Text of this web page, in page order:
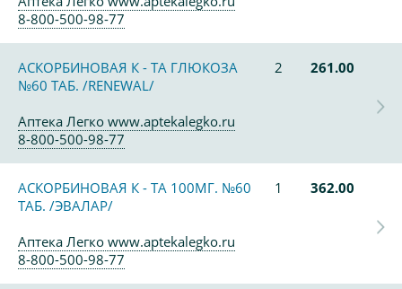
8-800-500-98-77
АСКОРБИНОВАЯ К - ТА ГЛЮКОЗА
№60 ТАБ. /RENEWAL/
2 261.00
Аптека Легко www.aptekalegko.ru
8-800-500-98-77
АСКОРБИНОВАЯ К - ТА 100МГ. №60
ТАБ. /ЭВАЛАР/
1 362.00
Аптека Легко www.aptekalegko.ru
8-800-500-98-77